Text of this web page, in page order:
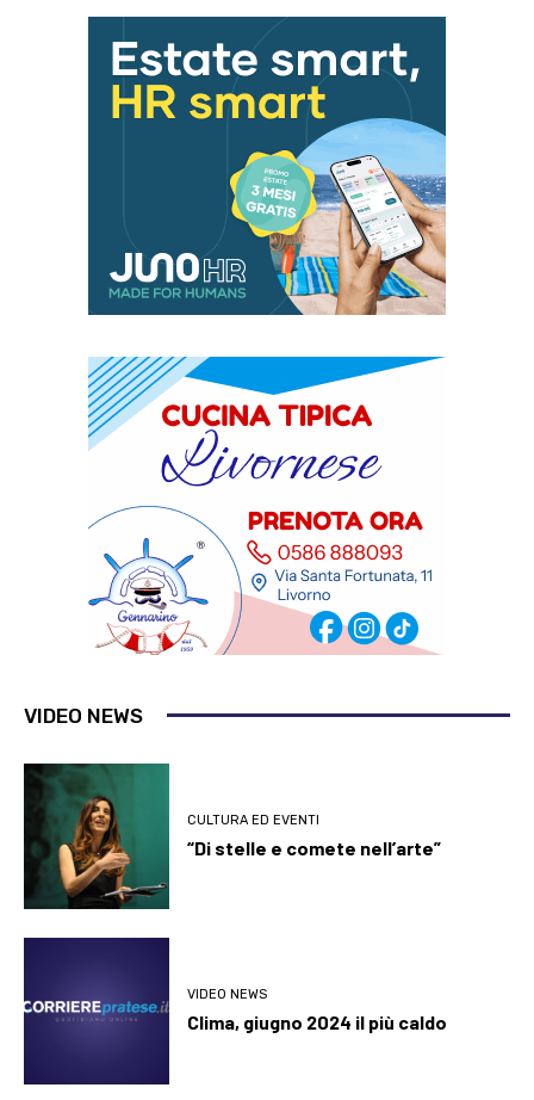
VIDEO NEWS
CULTURA ED EVENTI
“Di stelle e comete nell’arte”
VIDEO NEWS
Clima, giugno 2024 il più caldo